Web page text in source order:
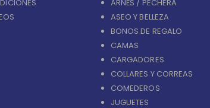
ARNÉS / PECHERA
ASEO Y BELLEZA
BONOS DE REGALO
CAMAS
CARGADORES
COLLARES Y CORREAS
COMEDEROS
JUGUETES